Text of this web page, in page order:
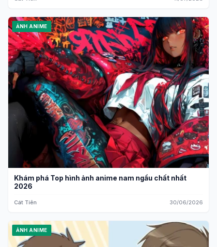
ẢNH ANIME
Khám phá Top hình ảnh anime nam ngầu chất nhất
2026
Cát Tiên 30/06/2026
ẢNH ANIME